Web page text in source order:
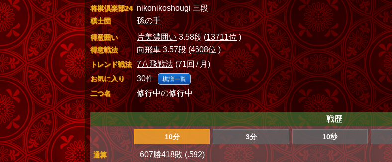
将棋倶楽部24 nikonikoshougi 三段
棋士団 孫の手
得意囲い 片美濃囲い3.58段 (13711位)
得意戦法 向飛車3.57段 (4608位 )
トレンド戦法 7八飛戦法(71回 / 月)
お気に入り 30件 棋譜一覧
二つ名 修行中の修行中
戦歴
10分 3分 10秒
通算 607勝418敗 (.592)